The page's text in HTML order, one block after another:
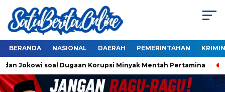
BERANDA NASIONAL DAERAH PEMERINTAHAN
Jokowi soal Dugaan Korupsi Minyak Mentah Pertamina